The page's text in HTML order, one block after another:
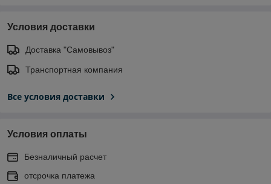
Условия доставки
Доставка "Самовывоз"
Транспортная компания
Все условия доставки
Условия оплаты
Безналичный расчет
отсрочка платежа